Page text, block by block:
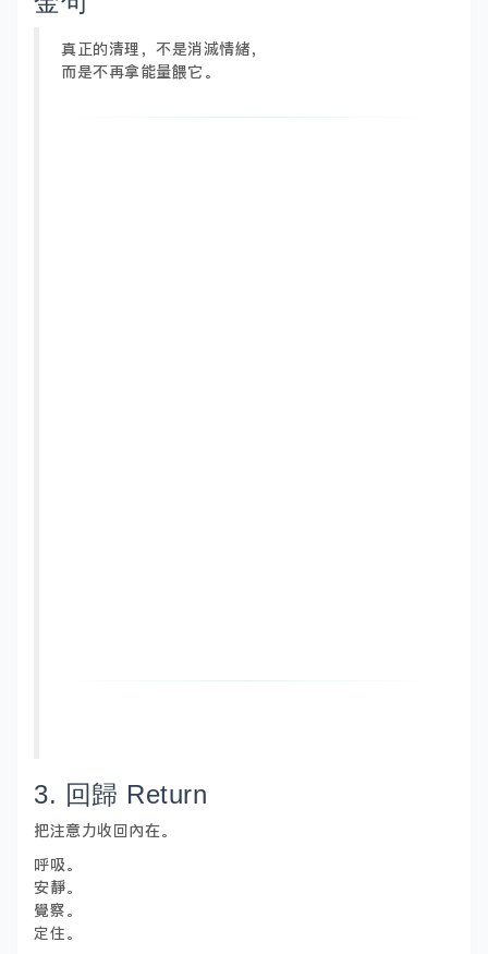
真正的清理，不是消滅情緒，
而是不再拿能量餵它。
3. 回歸 Return
把注意力收回內在。
呼吸。
安靜。
覺察。
定住。